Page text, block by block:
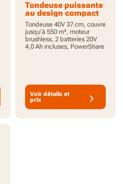
Tondeuse puissante
au design compact
et léger
Tondeuse 40V 37 cm, couvre
jusqu’à 550 m², moteur
brushless, 2 batteries 20V
4,0 Ah incluses, PowerShare
Voir détails et
prix